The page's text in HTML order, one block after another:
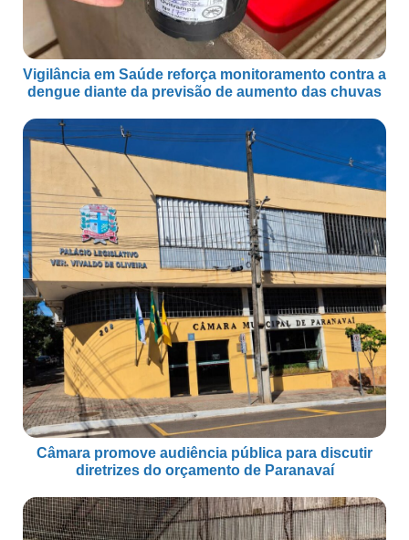
Vigilância em Saúde reforça monitoramento contra a
dengue diante da previsão de aumento das chuvas
Câmara promove audiência pública para discutir
diretrizes do orçamento de Paranavaí